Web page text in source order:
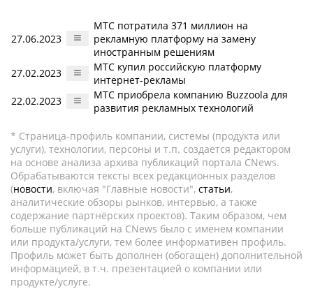
27.06.2023
МТС потратила 371 миллион на
рекламную платформу на замену
иностранным решениям
27.02.2023
МТС купил российскую платформу
интернет-рекламы
22.02.2023
МТС приобрела компанию Buzzoola для
развития рекламных технологий
* Страница-профиль компании, системы (продукта или
услуги), технологии, персоны и т.п. создается редактором
на основе анализа архива публикаций портала CNews.
Обрабатываются тексты всех редакционных разделов
(новости, включая "Главные новости", статьи,
аналитические обзоры рынков, интервью, а также
содержание партнёрских проектов). Таким образом, чем
больше публикаций на CNews было с именем компании
или продукта/услуги, тем более информативен профиль.
Профиль может быть дополнен (обогащен) дополнительной
информацией, в т.ч. презентацией о компании или
продукте/услуге.